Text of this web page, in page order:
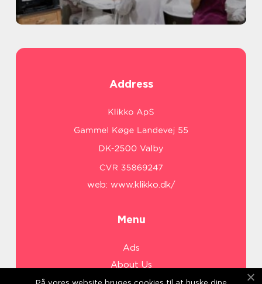
Address
web: www.klikko.dk/
Menu
Ads
About Us
Cookies